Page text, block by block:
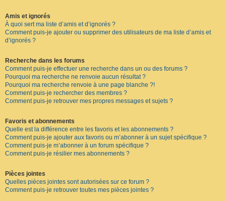
Amis et ignorés
À quoi sert ma liste d’amis et d’ignorés ?
Comment puis-je ajouter ou supprimer des utilisateurs de ma liste d’amis et
d’ignorés ?
Recherche dans les forums
Comment puis-je effectuer une recherche dans un ou des forums ?
Pourquoi ma recherche ne renvoie aucun résultat ?
Pourquoi ma recherche renvoie à une page blanche ?!
Comment puis-je rechercher des membres ?
Comment puis-je retrouver mes propres messages et sujets ?
Favoris et abonnements
Quelle est la différence entre les favoris et les abonnements ?
Comment puis-je ajouter aux favoris ou m’abonner à un sujet spécifique ?
Comment puis-je m’abonner à un forum spécifique ?
Comment puis-je résilier mes abonnements ?
Pièces jointes
Quelles pièces jointes sont autorisées sur ce forum ?
Comment puis-je retrouver toutes mes pièces jointes ?